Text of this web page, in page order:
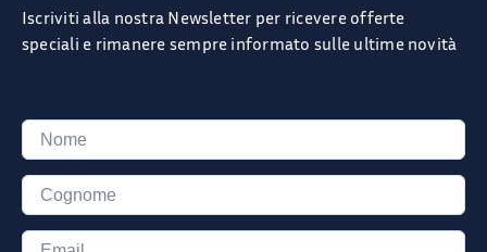
Iscriviti alla nostra Newsletter per ricevere offerte
speciali e rimanere sempre informato sulle ultime novità